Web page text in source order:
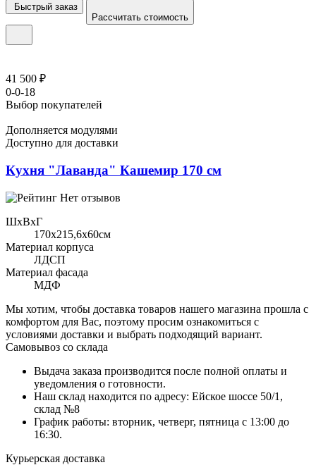
Быстрый заказ
Рассчитать стоимость
41 500 ₽
0-0-18
Выбор покупателей
Дополняется модулями
Доступно для доставки
Кухня "Лаванда" Кашемир 170 см
Нет отзывов
ШхВхГ
170x215,6х60см
Материал корпуса
ЛДСП
Материал фасада
МДФ
Мы хотим, чтобы доставка товаров нашего магазина прошла с
комфортом для Вас, поэтому просим ознакомиться с
условиями доставки и выбрать подходящий вариант.
Самовывоз со склада
Выдача заказа производится после полной оплаты и
уведомления о готовности.
Наш склад находится по адресу: Ейское шоссе 50/1,
склад №8
График работы: вторник, четверг, пятница с 13:00 до
16:30.
Курьерская доставка